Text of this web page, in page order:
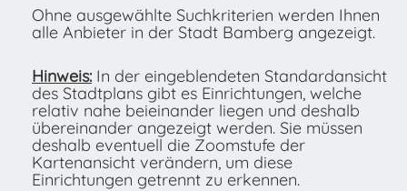
Ohne ausgewählte Suchkriterien werden Ihnen
alle Anbieter in der Stadt Bamberg angezeigt.
Hinweis: In der eingeblendeten Standardansicht
des Stadtplans gibt es Einrichtungen, welche
relativ nahe beieinander liegen und deshalb
übereinander angezeigt werden. Sie müssen
deshalb eventuell die Zoomstufe der
Kartenansicht verändern, um diese
Einrichtungen getrennt zu erkennen.